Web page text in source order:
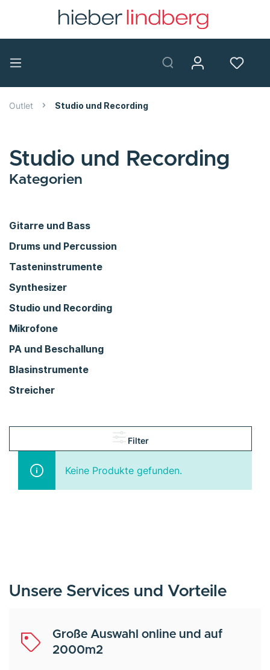
Outlet Studio und Recording
Studio und Recording
Kategorien
Gitarre und Bass
Drums und Percussion
Tasteninstrumente
Synthesizer
Studio und Recording
Mikrofone
PA und Beschallung
Blasinstrumente
Streicher
Filter
Keine Produkte gefunden.
Unsere Services und Vorteile
Große Auswahl online und auf
2000m2